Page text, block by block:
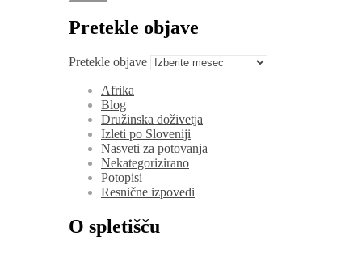
Pretekle objave
Pretekle objave
Afrika
Blog
Družinska doživetja
Izleti po Sloveniji
Nasveti za potovanja
Nekategorizirano
Potopisi
Resnične izpovedi
O spletišču